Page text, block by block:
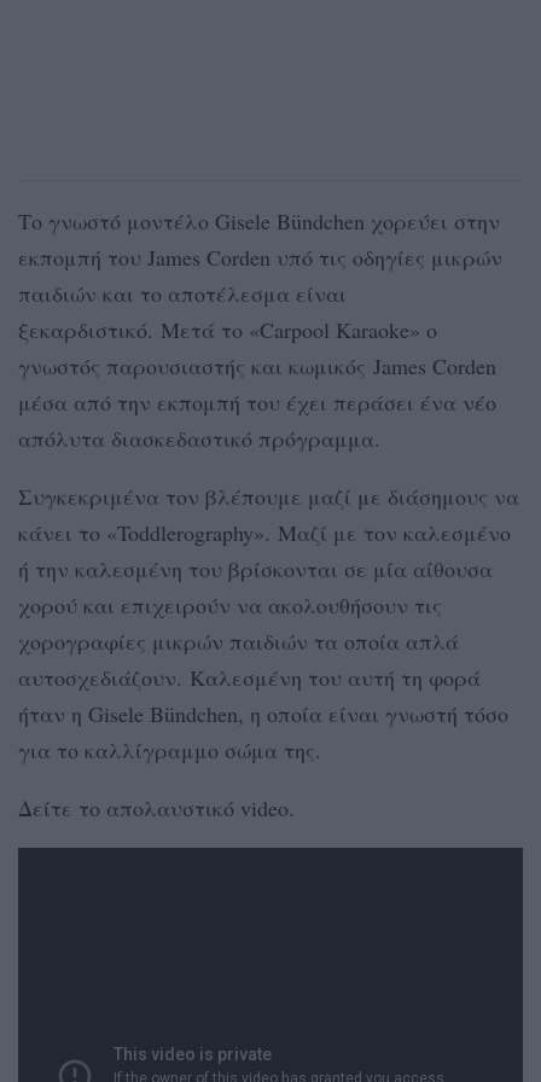
Το γνωστό μοντέλο Gisele Bündchen χορεύει στην
εκπομπή του James Corden υπό τις οδηγίες μικρών
παιδιών και το αποτέλεσμα είναι
ξεκαρδιστικό. Μετά το «Carpool Karaoke» ο
γνωστός παρουσιαστής και κωμικός James Corden
μέσα από την εκπομπή του έχει περάσει ένα νέο
απόλυτα διασκεδαστικό πρόγραμμα.
Συγκεκριμένα τον βλέπουμε μαζί με διάσημους να
κάνει το «Toddlerography». Μαζί με τον καλεσμένο
ή την καλεσμένη του βρίσκονται σε μία αίθουσα
χορού και επιχειρούν να ακολουθήσουν τις
χορογραφίες μικρών παιδιών τα οποία απλά
αυτοσχεδιάζουν. Καλεσμένη του αυτή τη φορά
ήταν η Gisele Bündchen, η οποία είναι γνωστή τόσο
για το καλλίγραμμο σώμα της.
Δείτε το απολαυστικό video.